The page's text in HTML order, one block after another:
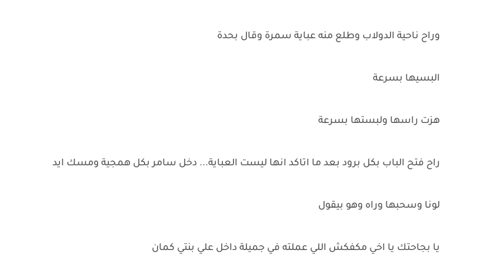
وراح ناحية الدولاب وطلع منه عباية سمرة وقال بحدة
البسيها بسرعة
هزت راسها ولبستها بسرعة
راح فتح الباب بكل برود بعد ما اتاكد انها ليست العباية... دخل سامر بكل همجية ومسك ايد
لونا وسحبها وراه وهو بيقول
يا بجاحتك يا اخي مكفكش اللي عملته في جميلة داخل علي بنتي كمان